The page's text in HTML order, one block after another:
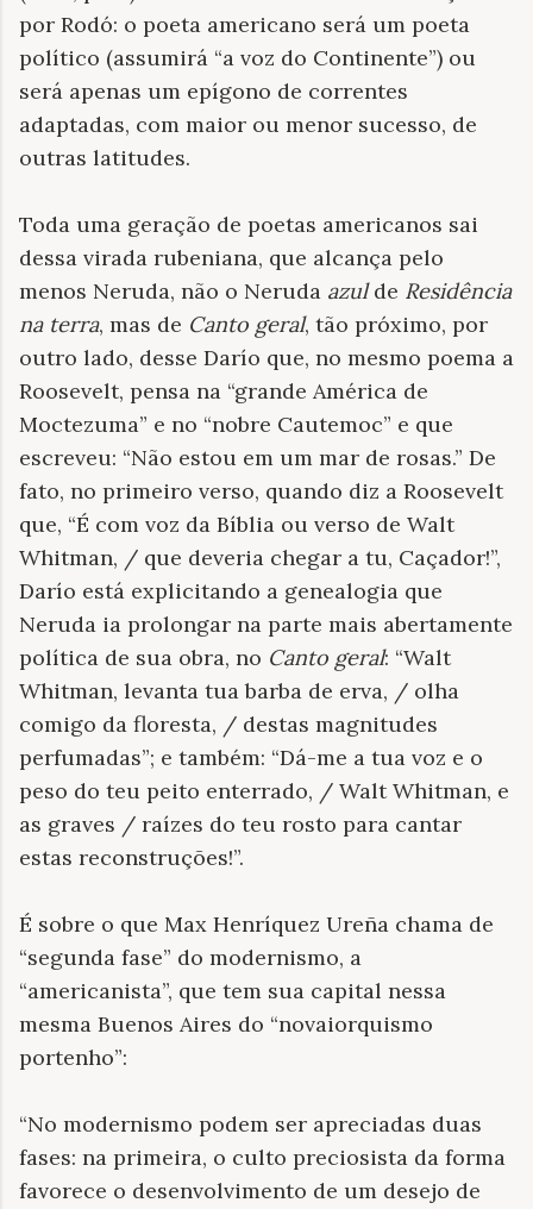
por Rodó: o poeta americano será um poeta
político (assumirá “a voz do Continente”) ou
será apenas um epígono de correntes
adaptadas, com maior ou menor sucesso, de
outras latitudes.
Toda uma geração de poetas americanos sai
dessa virada rubeniana, que alcança pelo
menos Neruda, não o Neruda azulde Residência
na terra, mas de Canto geral, tão próximo, por
outro lado, desse Darío que, no mesmo poema a
Roosevelt, pensa na “grande América de
Moctezuma” e no “nobre Cautemoc” e que
escreveu: “Não estou em um mar de rosas.” De
fato, no primeiro verso, quando diz a Roosevelt
que, “É com voz da Bíblia ou verso de Walt
Whitman, / que deveria chegar a tu, Caçador!”,
Darío está explicitando a genealogia que
Neruda ia prolongar na parte mais abertamente
política de sua obra, no Canto geral: “Walt
Whitman, levanta tua barba de erva, / olha
comigo da floresta, / destas magnitudes
perfumadas”; e também: “Dá-me a tua voz e o
peso do teu peito enterrado, / Walt Whitman, e
as graves / raízes do teu rosto para cantar
estas reconstruções!”.
É sobre o que Max Henríquez Ureña chama de
“segunda fase” do modernismo, a
“americanista”, que tem sua capital nessa
mesma Buenos Aires do “novaiorquismo
portenho”:
“No modernismo podem ser apreciadas duas
fases: na primeira, o culto preciosista da forma
favorece o desenvolvimento de um desejo de